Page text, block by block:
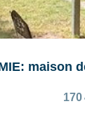
maison
170